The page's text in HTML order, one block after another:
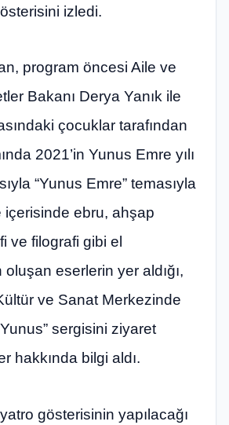
izledi.
program öncesi Aile ve
Bakanı Derya Yanık ile
çocuklar tarafından
2021’in Yunus Emre yılı
“Yunus Emre” temasıyla
içerisinde ebru, ahşap
ve filografi gibi el
oluşan eserlerin yer aldığı,
ve Sanat Merkezinde
sergisini ziyaret
hakkında bilgi aldı.
gösterisinin yapılacağı